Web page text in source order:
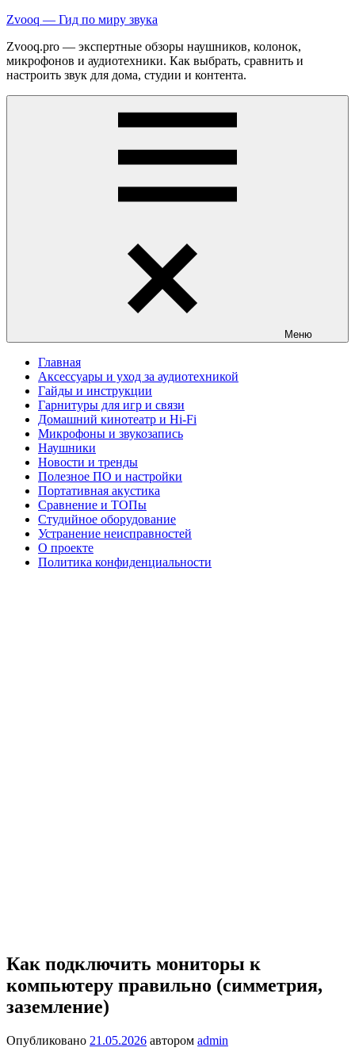
Перейти
содержимому
Zvooq — Гид по миру звука
Zvooq.pro — экспертные обзоры наушников, колонок,
микрофонов и аудиотехники. Как выбрать, сравнить и
настроить звук для дома, студии и контента.
Меню
Главная
Аксессуары и уход за аудиотехникой
Гайды и инструкции
Гарнитуры для игр и связи
Домашний кинотеатр и Hi-Fi
Микрофоны и звукозапись
Наушники
Новости и тренды
Полезное ПО и настройки
Портативная акустика
Сравнение и ТОПы
Студийное оборудование
Устранение неисправностей
О проекте
Политика конфиденциальности
Как подключить мониторы к
компьютеру правильно (симметрия,
заземление)
Опубликовано 21.05.2026 автором admin